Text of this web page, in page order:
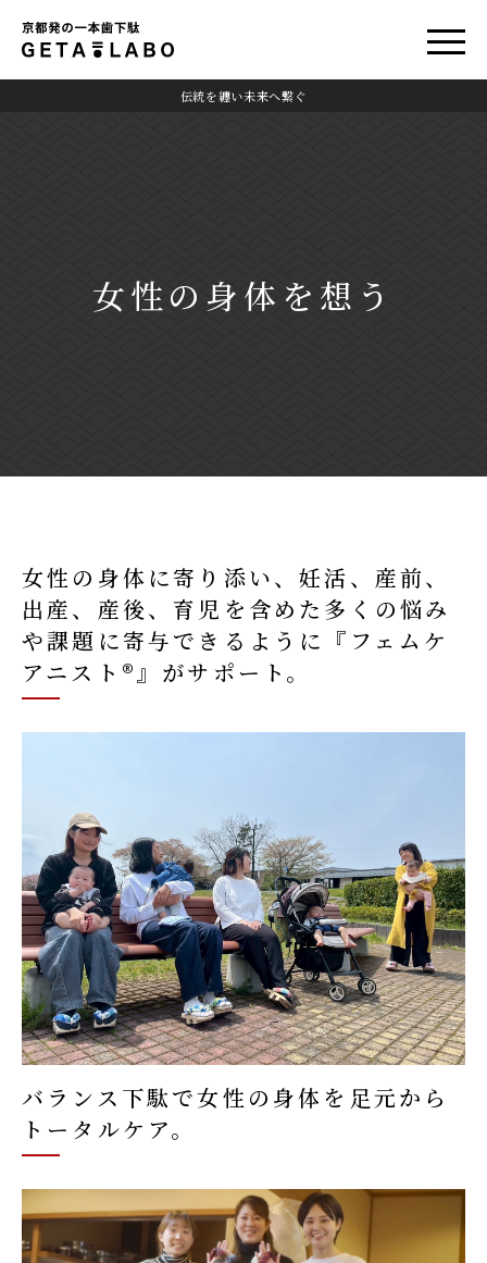
伝統を纏い未来へ繋ぐ
女性の身体を想う
女性の身体に寄り添い、妊活、産前、
出産、産後、育児を含めた多くの悩み
や課題に寄与できるように『フェムケ
アニスト®︎』がサポート。
バランス下駄で女性の身体を足元から
トータルケア。